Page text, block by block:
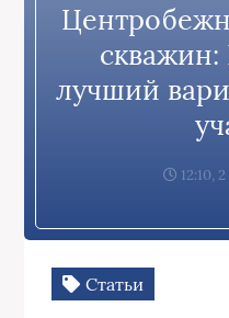
скважин:
лучший
12:10,
Статьи